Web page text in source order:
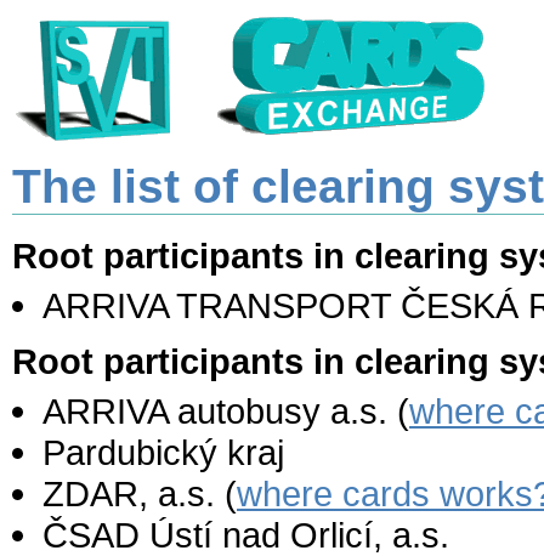
The list of clearing
Root participants in clearing
ARRIVA TRANSPORT ČESKÁ
Root participants in clearing
ARRIVA autobusy a.s. (where
Pardubický kraj
ZDAR, a.s. (where cards
ČSAD Ústí nad Orlicí, a.s.